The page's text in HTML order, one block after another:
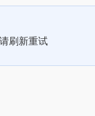
刷新重试